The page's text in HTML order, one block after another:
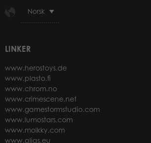
Norsk
LINKER
www.herostoys.de
www.plasto.fi
www.chrom.no
www.crimescene.net
www.gamestormstudio.com
www.lumostars.com
www.molkky.com
www.alias.eu